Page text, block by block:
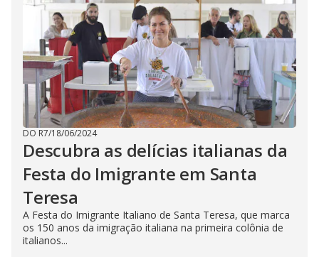
DO R7/18/06/2024
Descubra as delícias italianas da
Festa do Imigrante em Santa
Teresa
A Festa do Imigrante Italiano de Santa Teresa, que marca
os 150 anos da imigração italiana na primeira colônia de
italianos...